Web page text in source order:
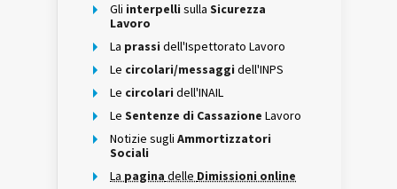
Gli interpelli sulla Sicurezza
Lavoro
La prassi dell'Ispettorato Lavoro
Le circolari/messaggi dell'INPS
Le circolari dell'INAIL
Le Sentenze di Cassazione Lavoro
Notizie sugli Ammortizzatori
Sociali
La pagina delle Dimissioni online